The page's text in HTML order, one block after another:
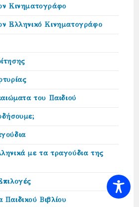
Κινηματογράφο
Ελληνικό Κινηματογράφο
του Παιδιού
με τα τραγούδια της
Βιβλίου